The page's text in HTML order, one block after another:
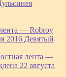
— Robroy
2016 Девятый
лента —
22 августа